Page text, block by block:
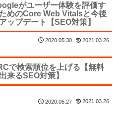
がユーザー体験を評価す
めのCore Web Vitalsと今後
ップデート【SEO対策】
2020.05.30 2021.03.26
で検索順位を上げる【無料
来るSEO対策】
2020.05.27 2021.03.26